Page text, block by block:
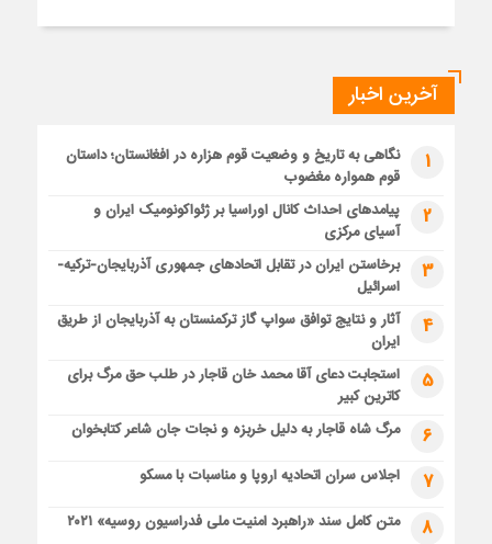
آخرین اخبار
1
نگاهی به تاریخ و وضعیت قوم هزاره در افغانستان؛ داستان
قوم همواره مغضوب
2
پیامدهای احداث کانال اوراسیا بر ژئواکونومیک ایران و
آسیای مرکزی
3
برخاستن ایران در تقابل اتحادهای جمهوری آذربایجان-ترکیه-
اسرائیل
4
آثار و نتایج توافق سواپ گاز ترکمنستان به آذربایجان از طریق
ایران
5
استجابت دعای آقا محمد خان قاجار در طلب حق مرگ برای
کاترین کبیر
6 مرگ شاه قاجار به دلیل خربزه و نجات جان شاعر کتابخوان
7 اجلاس سران اتحادیه اروپا و مناسبات با مسکو
8 متن کامل سند «راهبرد امنیت ملی فدراسیون روسیه» ۲۰۲۱